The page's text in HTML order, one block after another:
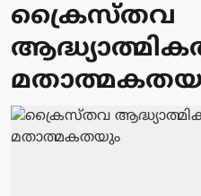
ക്രൈസ്തവ